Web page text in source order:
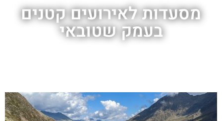
מסעדות לאירועים קטנים
בעמק שטובאי